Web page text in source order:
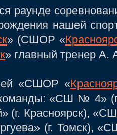
нашей
» (СШОР «
» главный тренер А.
«СШОР «
«СШ № 4»
(г. Красноярск),
(г. Томск),